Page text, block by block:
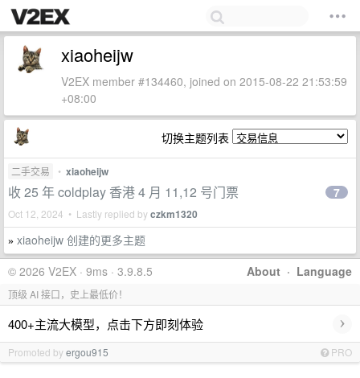
xiaoheijw
V2EX member #134460, joined on 2015-08-22 21:53:59
+08:00
切换主题列表
二手交易 • xiaoheijw
收 25 年 coldplay 香港 4 月 11,12 号门票
Oct 12, 2024 • Lastly replied byczkm1320
7
» xiaoheijw 创建的更多主题
About · Language
© 2026 V2EX · 9ms · 3.9.8.5
顶级 AI 接口，史上最低价！
400+主流大模型，点击下方即刻体验 ›
Promoted byergou915 PRO